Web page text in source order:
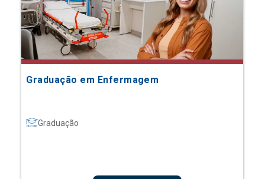
Graduação em Enfermagem
Graduação